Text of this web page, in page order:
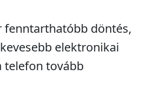
fenntarthatóbb döntés,
elektronikai
telefon tovább